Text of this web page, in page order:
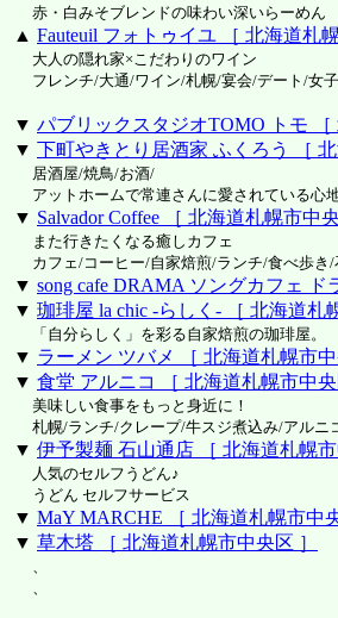
赤・白みそブレンドの味わい深いらーめん
▲ Fauteuil フォトゥイユ ［ 北海道札
大人の隠れ家×こだわりのワイン
フレンチ/大通/ワイン/札幌/宴会/デート/女
▼ パブリックスタジオTOMO トモ ［
▼ 下町やきとり居酒家 ふくろう ［ 北
居酒屋/焼鳥/お酒/
アットホームで常連さんに愛されている心
▼ Salvador Coffee ［ 北海道札幌市中央
また行きたくなる癒しカフェ
カフェ/コーヒー/自家焙煎/ランチ/食べ歩き
▼ song cafe DRAMA ソングカフェ
▼ 珈琲屋 la chic -らしく- ［ 北海道札
「自分らしく」を彩る自家焙煎の珈琲屋。
▼ ラーメン ツバメ ［ 北海道札幌市中
▼ 食堂 アルニコ ［ 北海道札幌市中央
美味しい食事をもっと身近に！
札幌/ランチ/クレープ/牛スジ煮込み/アルニ
▼ 伊予製麺 石山通店 ［ 北海道札幌市
人気のセルフうどん♪
うどん セルフサービス
▼ MaY MARCHE ［ 北海道札幌市中
▼ 草木塔 ［ 北海道札幌市中央区 ］